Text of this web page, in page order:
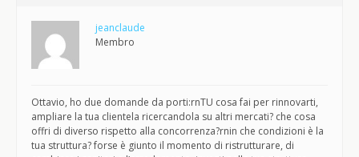
jeanclaude
Membro
Ottavio, ho due domande da porti:rnTU cosa fai per rinnovarti,
ampliare la tua clientela ricercandola su altri mercati? che cosa
offri di diverso rispetto alla concorrenza?rnin che condizioni è la
tua struttura? forse è giunto il momento di ristrutturare, di